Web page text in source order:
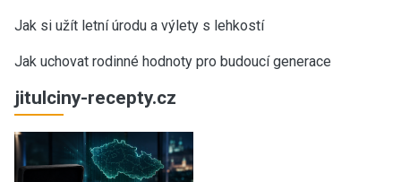
Jak si užít letní úrodu a výlety s lehkostí
Jak uchovat rodinné hodnoty pro budoucí generace
jitulciny-recepty.cz